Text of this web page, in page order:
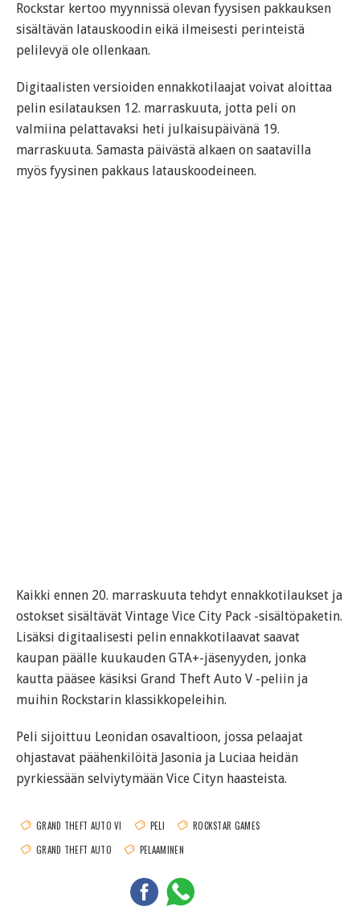
Rockstar kertoo myynnissä olevan fyysisen pakkauksen
sisältävän latauskoodin eikä ilmeisesti perinteistä
pelilevyä ole ollenkaan.
Digitaalisten versioiden ennakkotilaajat voivat aloittaa
pelin esilatauksen 12. marraskuuta, jotta peli on
valmiina pelattavaksi heti julkaisupäivänä 19.
marraskuuta. Samasta päivästä alkaen on saatavilla
myös fyysinen pakkaus latauskoodeineen.
Kaikki ennen 20. marraskuuta tehdyt ennakkotilaukset ja
ostokset sisältävät Vintage Vice City Pack -sisältöpaketin.
Lisäksi digitaalisesti pelin ennakkotilaavat saavat
kaupan päälle kuukauden GTA+-jäsenyyden, jonka
kautta pääsee käsiksi Grand Theft Auto V -peliin ja
muihin Rockstarin klassikkopeleihin.
Peli sijoittuu Leonidan osavaltioon, jossa pelaajat
ohjastavat päähenkilöitä Jasonia ja Luciaa heidän
pyrkiessään selviytymään Vice Cityn haasteista.
GRAND THEFT AUTO VI PELI
ROCKSTAR GAMES
GRAND THEFT AUTO
PELAAMINEN